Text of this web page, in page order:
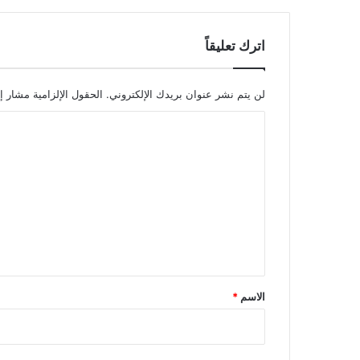
اترك تعليقاً
لن يتم نشر عنوان بريدك الإلكتروني. الحقول الإلزامية مشار
*
الاسم *